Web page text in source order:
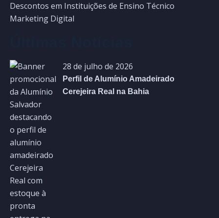
Descontos em Instituições de Ensino Técnico
Marketing Digital
28 de julho de 2026
Perfil de Alumínio Amadeirado
Cerejeira Real na Bahia